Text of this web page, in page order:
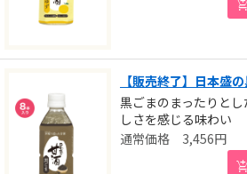
【販売終了】日本盛
黒ごまのまったりと
しさを感じる味わい
3,456円